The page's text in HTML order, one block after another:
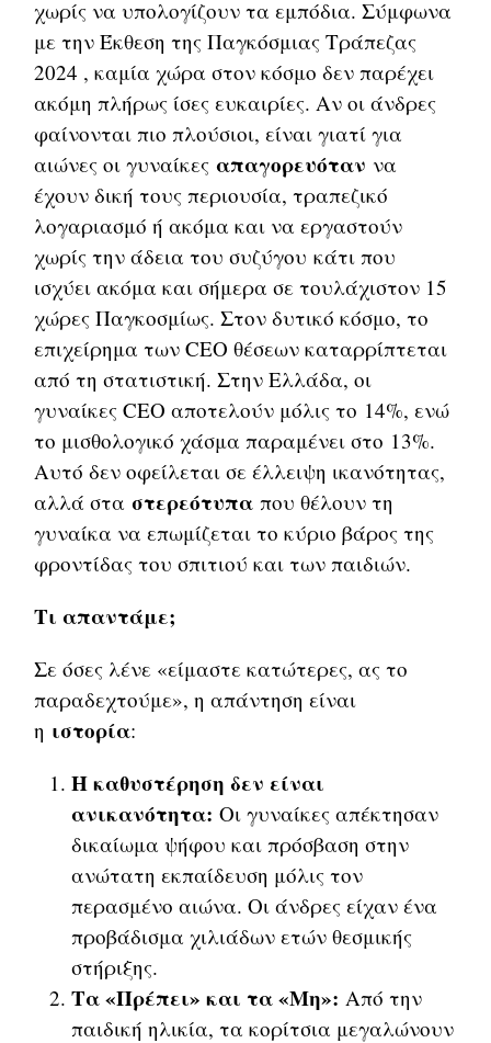
χωρίς να υπολογίζουν τα εμπόδια. Σύμφωνα
με την Έκθεση της Παγκόσμιας Τράπεζας
2024 , καμία χώρα στον κόσμο δεν παρέχει
ακόμη πλήρως ίσες ευκαιρίες. Αν οι άνδρες
φαίνονται πιο πλούσιοι, είναι γιατί για
αιώνες οι γυναίκεςαπαγορευόταν να
έχουν δική τους περιουσία, τραπεζικό
λογαριασμό ή ακόμα και να εργαστούν
χωρίς την άδεια του συζύγου κάτι που
ισχύει ακόμα και σήμερα σε τουλάχιστον 15
χώρες Παγκοσμίως. Στον δυτικό κόσμο, το
επιχείρημα των CEO θέσεων καταρρίπτεται
από τη στατιστική. Στην Ελλάδα, οι
γυναίκες CEO αποτελούν μόλις το 14%, ενώ
το μισθολογικό χάσμα παραμένει στο 13%.
Αυτό δεν οφείλεται σε έλλειψη ικανότητας,
αλλά σταστερεότυπα που θέλουν τη
γυναίκα να επωμίζεται το κύριο βάρος της
φροντίδας του σπιτιού και των παιδιών.
Τι απαντάμε;
Σε όσες λένε «είμαστε κατώτερες, ας το
παραδεχτούμε», η απάντηση είναι
η ιστορία:
Η καθυστέρηση δεν είναι
ανικανότητα: Οι γυναίκες απέκτησαν
δικαίωμα ψήφου και πρόσβαση στην
ανώτατη εκπαίδευση μόλις τον
περασμένο αιώνα. Οι άνδρες είχαν ένα
προβάδισμα χιλιάδων ετών θεσμικής
στήριξης.
Τα «Πρέπει» και τα «Μη»: Από την
παιδική ηλικία, τα κορίτσια μεγαλώνουν